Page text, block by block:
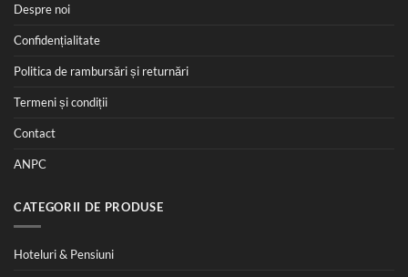
Despre noi
Confidențialitate
Politica de rambursări și returnări
Termeni și condiții
Contact
ANPC
CATEGORII DE PRODUSE
Hoteluri & Pensiuni